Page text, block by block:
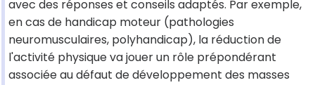
avec des réponses et conseils adaptés. Par exemple,
en cas de handicap moteur (pathologies
neuromusculaires, polyhandicap), la réduction de
l'activité physique va jouer un rôle prépondérant
associée au défaut de développement des masses